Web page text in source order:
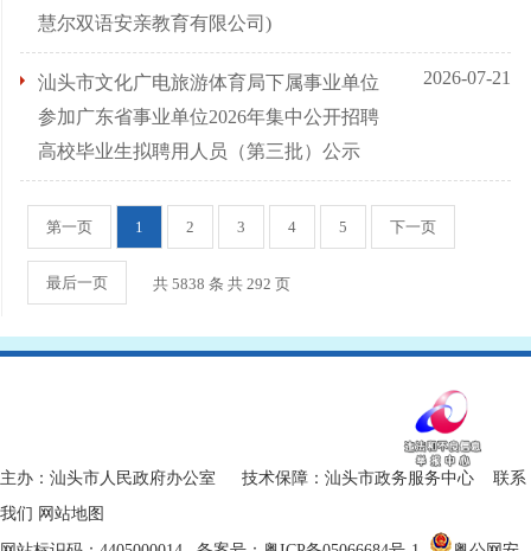
慧尔双语安亲教育有限公司)
汕头市文化广电旅游体育局下属事业单位
参加广东省事业单位2026年集中公开招聘
高校毕业生拟聘用人员（第三批）公示
2026-07-21
第一页 1 2 3 4 5 下一页
最后一页 共 5838 条 共292 页
主办：汕头市人民政府办公室 技术保障：汕头市政务服务中心 联系
我们 网站地图